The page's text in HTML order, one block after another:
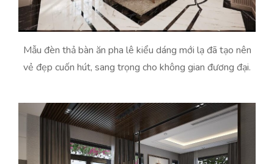
Mẫu đèn thả bàn ăn pha lê kiểu dáng mới lạ đã tạo nên
vẻ đẹp cuốn hút, sang trọng cho không gian đương đại.